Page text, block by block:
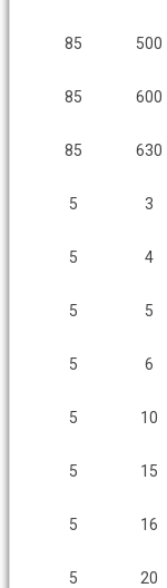
85 500
85 600
85 630
5 3
5 4
5 5
5 6
5 10
5 15
5 16
5 20